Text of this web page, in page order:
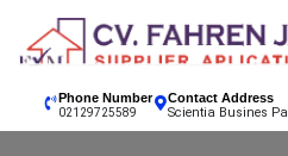
INDONESIA, EPOXY
Phone Number
02129725589
Contact Address
Scientia Busines